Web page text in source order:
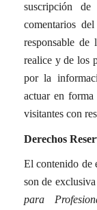
suscripción
comentarios
responsable de
realice y de los
por la
actuar en
visitantes con
Derechos
El contenido de
son de
para